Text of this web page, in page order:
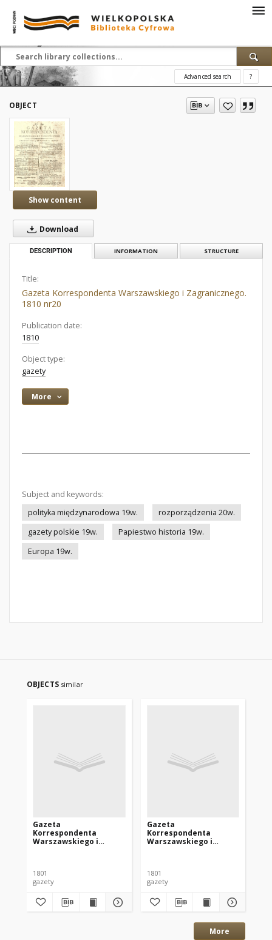
Advanced search ?
OBJECT
Show content
Download
DESCRIPTION INFORMATION STRUCTURE
Title:
Gazeta Korrespondenta Warszawskiego i Zagranicznego.
1810 nr20
Publication date:
1810
Object type:
gazety
More
Subject and keywords:
polityka międzynarodowa 19w.
rozporządzenia 20w.
gazety polskie 19w.
Papiestwo historia 19w.
Europa 19w.
OBJECTS similar
Gazeta
Korrespondenta
Warszawskiego i
1801
gazety
Gazeta
Korrespondenta
Warszawskiego i
1801
gazety
More